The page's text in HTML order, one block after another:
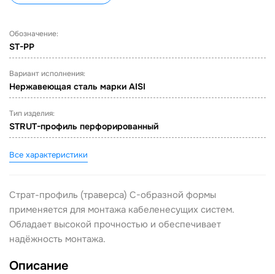
Обозначение:
ST-PP
Вариант исполнения:
Нержавеющая сталь марки AISI
Тип изделия:
STRUT-профиль перфорированный
Все характеристики
Страт-профиль (траверса) С-образной формы
применяется для монтажа кабеленесущих систем.
Обладает высокой прочностью и обеспечивает
надёжность монтажа.
Описание